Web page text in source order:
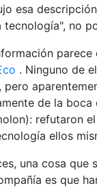
esa
tecnología", no
parece
. Ninguno de
pero
de la boca
refutaron
ellos
una cosa que
es que